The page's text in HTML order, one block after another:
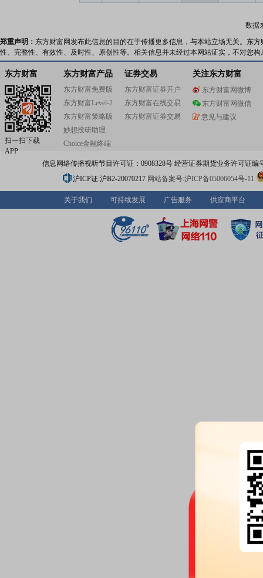
数据
郑重声明： 东方财富网发布此信息的目的在于传播更多信息，与本站立场无关。东
性、完整性、有效性、及时性、原创性等。相关信息并未经过本网站证实，不对您
东方财富
扫一扫下载
APP
东方财富产品
东方财富免费版
东方财富Level-2
东方财富策略版
妙想投研助理
Choice金融终端
证券交易
东方财富证券开户
东方财富在线交易
东方财富证券交易
关注东方财富
东方财富网微博
东方财富网微信
意见与建议
信息网络传播视听节目许可证：0908328号 经营证券期货业务许可证编
沪ICP证:沪B2-20070217 网站备案号:沪ICP备05006054号-11
关于我们 可持续发展 广告服务 供应商平台